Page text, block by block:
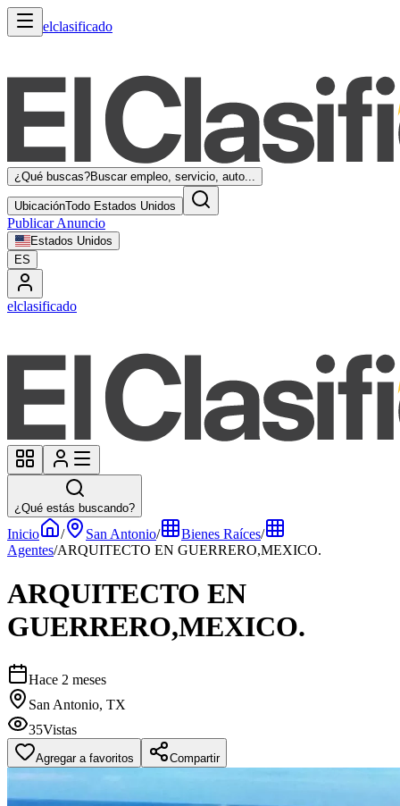
elclasificado
¿Qué buscas?Buscar empleo, servicio, auto...
UbicaciónTodo Estados Unidos
Publicar Anuncio
Estados Unidos
ES
elclasificado
¿Qué estás buscando?
Inicio / San Antonio/ Bienes Raíces/
Agentes/ARQUITECTO EN GUERRERO,MEXICO.
ARQUITECTO EN
GUERRERO,MEXICO.
Hace 2 meses
San Antonio, TX
35Vistas
Agregar a favoritos Compartir